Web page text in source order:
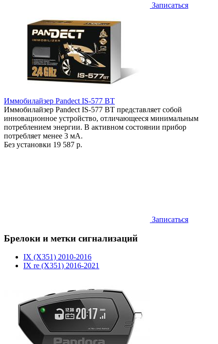
Записаться
Иммобилайзер Pandect IS-577 BT
Иммобилайзер Pandect IS-577 BT представляет собой
инновационное устройство, отличающееся минимальным
потреблением энергии. В активном состоянии прибор
потребляет менее 3 мА.
Без установки 19 587 р.
Записаться
Брелоки и метки сигнализаций
IX (X351) 2010-2016
IX re (X351) 2016-2021